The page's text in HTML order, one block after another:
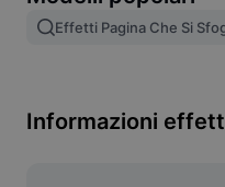
Rimuovi sfondo
Miglioratore di
Effetti Pagina Che Si
Informazioni